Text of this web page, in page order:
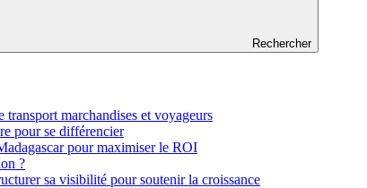
Rechercher
marchandises et voyageurs
pour se différencier
pour maximiser le ROI
?
sa visibilité pour soutenir la croissance